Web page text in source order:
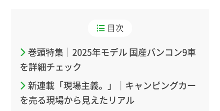
目次
巻頭特集｜2025年モデル 国産バンコン9車
を詳細チェック
新連載「現場主義。」｜キャンピングカー
を売る現場から見えたリアル